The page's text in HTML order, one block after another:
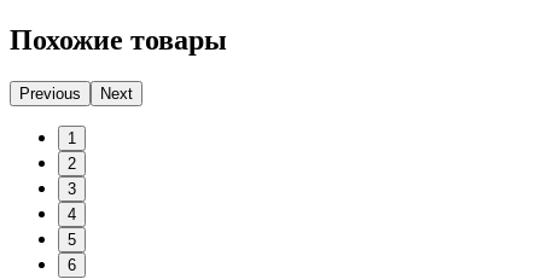
Похожие товары
Previous Next
1
2
3
4
5
6